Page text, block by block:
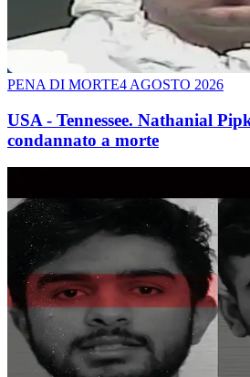
PENA DI MORTE4 AGOSTO 2026
USA - Tennessee. Nathanial
condannato a morte